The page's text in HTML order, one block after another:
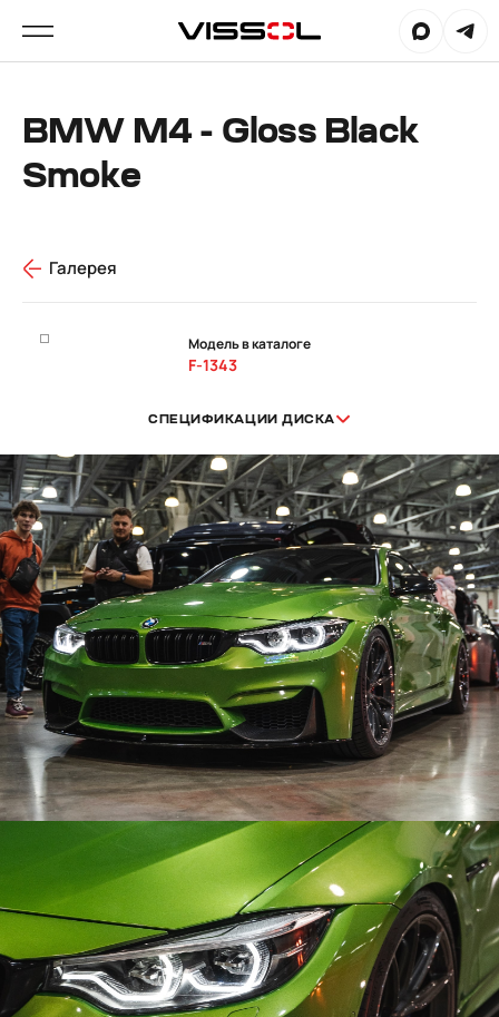
BMW M4 - Gloss Black
Smoke
Галерея
Модель в каталоге
F-1343
СПЕЦИФИКАЦИИ ДИСКА